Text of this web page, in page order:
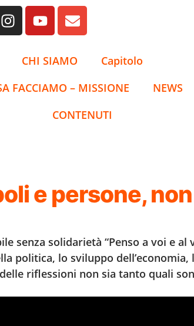
CHI SIAMO
Capitolo
FACCIAMO – MISSIONE
NEWS
CONTENUTI
e persone,
senza solidarietà “Penso a voi e
lo sviluppo dell’economia,
riflessioni non sia tanto quali